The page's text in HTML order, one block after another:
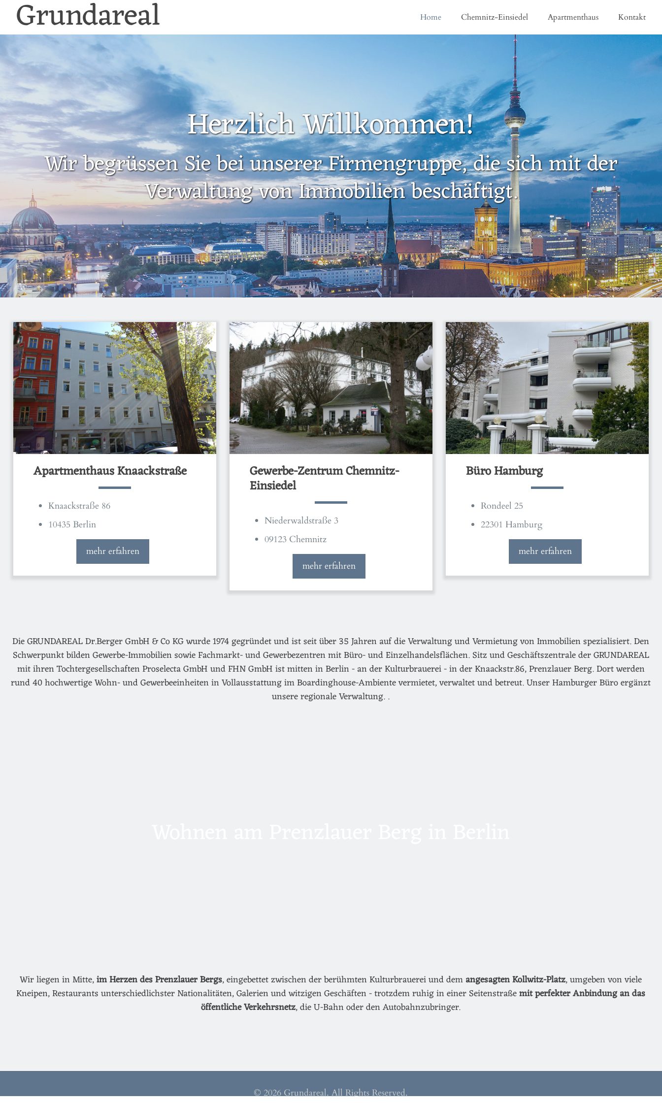
Grundareal Home Chemnitz-Einsiedel Apartmenthaus Kontakt
Herzlich Willkommen!
Wir begrüssen Sie bei unserer Firmengruppe, die sich mit der
Verwaltung von Immobilien beschäftigt.
Apartmenthaus Knaackstraße
Knaackstraße 86
10435 Berlin
mehr erfahren
Gewerbe-Zentrum Chemnitz-
Einsiedel
Niederwaldstraße 3
09123 Chemnitz
mehr erfahren
Büro Hamburg
Rondeel 25
22301 Hamburg
mehr erfahren
Die GRUNDAREAL Dr.Berger GmbH & Co KG wurde 1974 gegründet und ist seit über 35 Jahren auf die Verwaltung und Vermietung von Immobilien spezialisiert. Den
Schwerpunkt bilden Gewerbe-Immobilien sowie Fachmarkt- und Gewerbezentren mit Büro- und Einzelhandelsflächen. Sitz und Geschäftszentrale der GRUNDAREAL
mit ihren Tochtergesellschaften Proselecta GmbH und FHN GmbH ist mitten in Berlin - an der Kulturbrauerei - in der Knaackstr.86, Prenzlauer Berg. Dort werden
rund 40 hochwertige Wohn- und Gewerbeeinheiten in Vollausstattung im Boardinghouse-Ambiente vermietet, verwaltet und betreut. Unser Hamburger Büro ergänzt
unsere regionale Verwaltung. .
Wir liegen in Mitte,im Herzen des Prenzlauer Bergs, eingebettet zwischen der berühmten Kulturbrauerei und demangesagten Kollwitz-Platz, umgeben von viele
Kneipen, Restaurants unterschiedlichster Nationalitäten, Galerien und witzigen Geschäften - trotzdem ruhig in einer Seitenstraßemit perfekter Anbindung an das
öffentliche Verkehrsnetz, die U-Bahn oder den Autobahnzubringer.
© 2026 Grundareal. All Rights Reserved.